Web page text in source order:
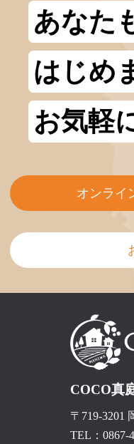
あなた
はじめ
お気軽
オンライ
COCO真
〒719-3201
TEL：0867-